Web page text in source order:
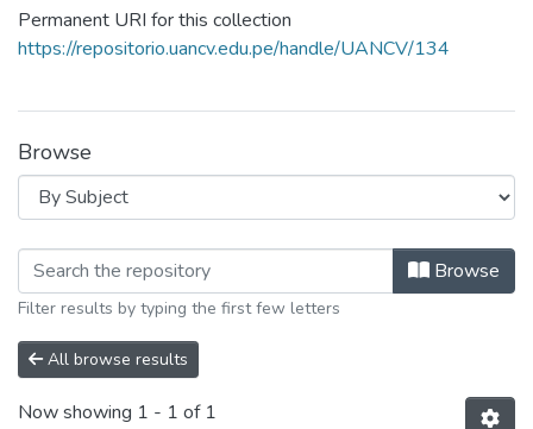
Permanent URI for this collection
https://repositorio.uancv.edu.pe/handle/UANCV/134
Browse
Browsing Salud Familiar y Browse
Filter results by typing the first few letters
All browse results
Now showing 1 - 1 of 1